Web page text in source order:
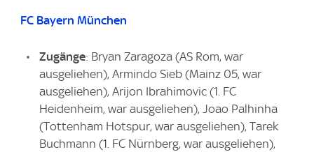
FC Bayern München
Zugänge: Bryan Zaragoza (AS Rom, war
ausgeliehen), Armindo Sieb (Mainz 05, war
ausgeliehen), Arijon Ibrahimovic (1. FC
Heidenheim, war ausgeliehen), Joao Palhinha
(Tottenham Hotspur, war ausgeliehen), Tarek
Buchmann (1. FC Nürnberg, war ausgeliehen),